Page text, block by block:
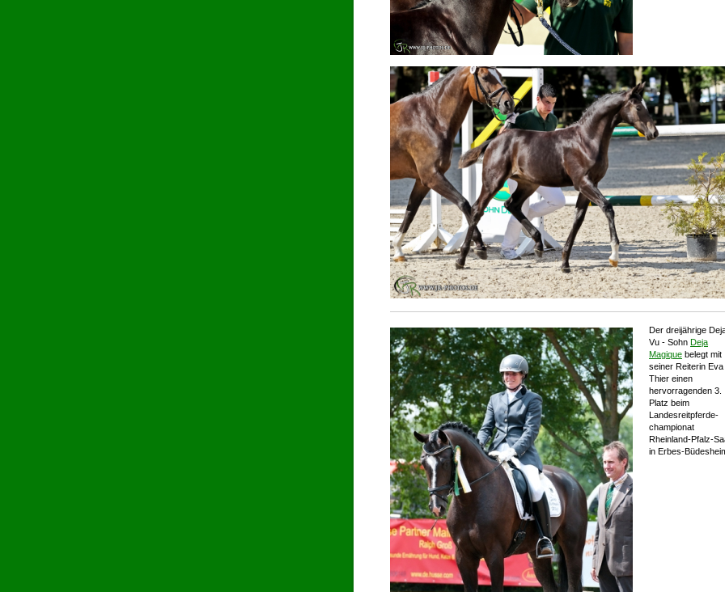
Der dreijährige
Vu - Sohn Deja
Magique belegt mit
seiner Reiterin Eva
Thier einen
hervorragenden 3.
Platz beim
Landesreitpferde-
championat
Rheinland-Pfalz-
in Erbes-